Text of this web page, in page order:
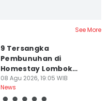
See More
9 Tersangka
Pembunuhan di
Homestay Lombok
Barat Dilimpahkan ke
Jaksa
08 Agu 2026, 19:05 WIB
News